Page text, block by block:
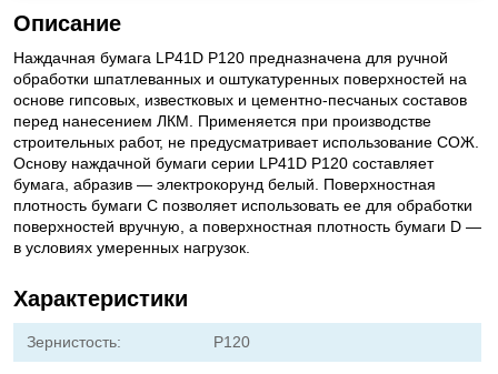
Описание
Наждачная бумага LP41D Р120 предназначена для ручной
обработки шпатлеванных и оштукатуренных поверхностей на
основе гипсовых, известковых и цементно-песчаных составов
перед нанесением ЛКМ. Применяется при производстве
строительных работ, не предусматривает использование СОЖ.
Основу наждачной бумаги серии LP41D Р120 составляет
бумага, абразив — электрокорунд белый. Поверхностная
плотность бумаги С позволяет использовать ее для обработки
поверхностей вручную, а поверхностная плотность бумаги D —
в условиях умеренных нагрузок.
Характеристики
Зернистость: Р120